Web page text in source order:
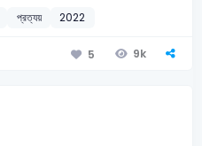
প্রত্যয় 2022
5 9k